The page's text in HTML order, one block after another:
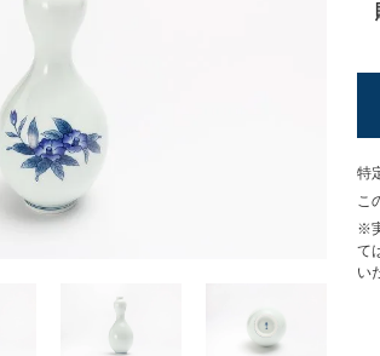
特
こ
※
て
い